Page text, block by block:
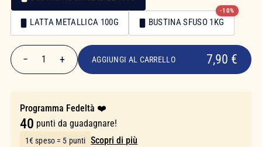
Confezionamento
Confezionamento
LATTA METALLICA 100G BUSTINA SFUSO 1KG
-10%
7,90 €
− 1 + AGGIUNGI AL CARRELLO 7,90 €
Programma Fedeltà ❤️
40 punti da guadagnare!
1€ speso = 5 punti Scopri di più